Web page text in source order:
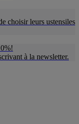
choisir leurs ustensiles
à la newsletter.